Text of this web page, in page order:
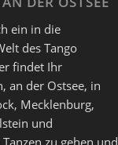
ein in die
des Tango
findet Ihr
an der Ostsee, in
Mecklenburg,
und
zu gehen und